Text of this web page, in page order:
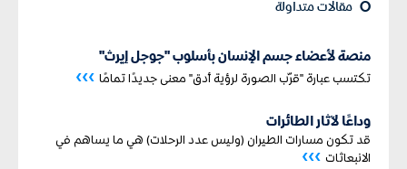
¢ مقالات متداولة
منصة لأعضاء جسم الإنسان بأسلوب "جوجل إيرث"
تكتسب عبارة "قرّب الصورة لرؤية أدق" معنى جديدًا تمامًا ›››
وداعًا لآثار الطائرات
قد تكون مسارات الطيران (وليس عدد الرحلات) هي ما يساهم في
الانبعاثات ›››